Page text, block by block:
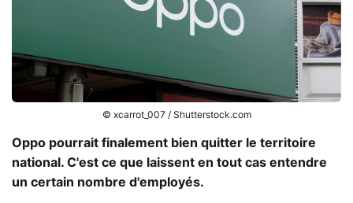
© xcarrot_007 / Shutterstock.com
Oppo pourrait finalement bien quitter le territoire
national. C'est ce que laissent en tout cas entendre
un certain nombre d'employés.